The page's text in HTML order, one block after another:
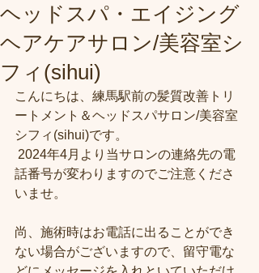
ヘッドスパ・エイジング
ヘアケアサロン/美容室シ
フィ(sihui)
こんにちは、練馬駅前の髪質改善トリ
ートメント＆ヘッドスパサロン/美容室
シフィ(sihui)です。
2024年4月より当サロンの連絡先の電
話番号が変わりますのでご注意くださ
いませ。
尚、施術時はお電話に出ることができ
ない場合がございますので、留守電な